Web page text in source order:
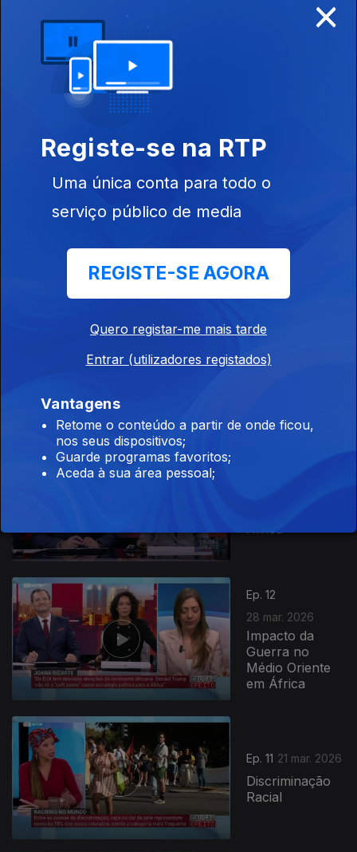
Ep. 14
1ª Visita do
Ep. 12
28 mar. 2026
Impacto da
Guerra no
Médio Oriente
em África
Ep. 11 21 mar. 2026
Discriminação
Racial
×
Registe-se na RTP
Uma única conta para todo o
serviço público de media
REGISTE-SE AGORA
Quero registar-me mais tarde
Entrar (utilizadores registados)
Vantagens
Retome o conteúdo a partir de onde ficou,
nos seus dispositivos;
Guarde programas favoritos;
Aceda à sua área pessoal;